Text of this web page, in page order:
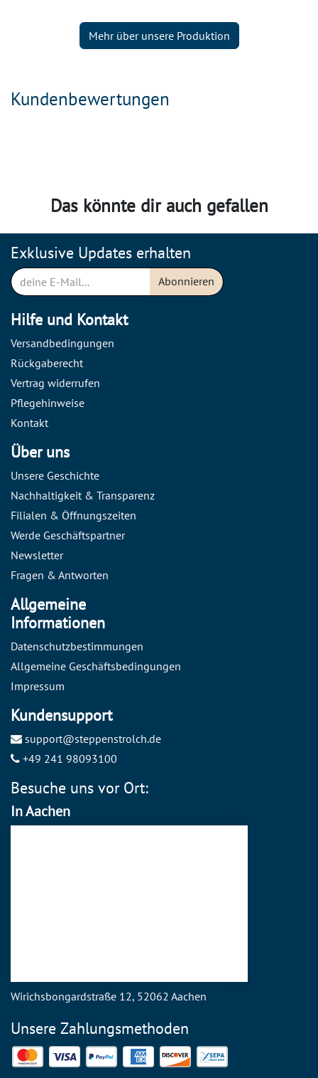
Mehr über unsere Produktion
Kundenbewertungen
Das könnte dir auch gefallen
Besuche uns vor Ort:
In Aachen
Wirichsbongardstraße 12, 52062 Aachen
Hilfe und Kontakt
Versandbedingungen
Rückgaberecht
Vertrag widerrufen
Pflegehinweise
Kontakt
Über uns
Unsere Geschichte
Nachhaltigkeit & Transparenz
Filialen & Öffnungszeiten
Werde Geschäftspartner
Newsletter
Fragen & Antworten
Allgemeine
Informationen
Datenschutzbestimmungen
Allgemeine Geschäftsbedingungen
Impressum
Kundensupport
support@steppenstrolch.de
+49 241 98093100
Exklusive Updates erhalten
Abonnieren
Unsere Zahlungsmethoden